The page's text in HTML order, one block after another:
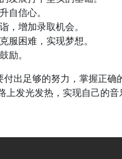
自信心。
，增加录取机会。
困难，实现梦想。
励。
出足够的努力，掌握正确
上发光发热，实现自己的音